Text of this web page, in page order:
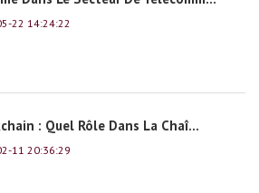
22 14:24:22
: Quel Rôle Dans La Chaî...
11 20:36:29